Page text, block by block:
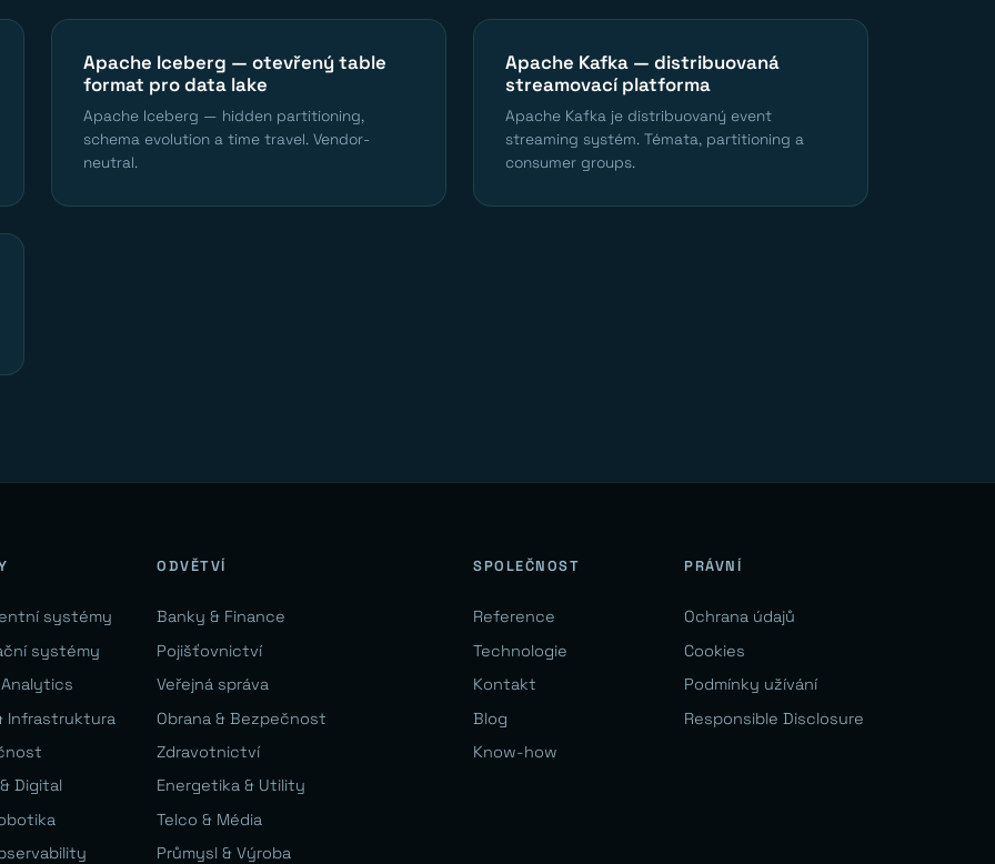
Apache Iceberg — otevřený table
format pro data lake
Apache Iceberg — hidden partitioning,
schema evolution a time travel. Vendor-
neutral.
Apache Kafka — distribuovaná
streamovací platforma
Apache Kafka je distribuovaný event
streaming systém. Témata, partitioning a
consumer groups.
systémy
systémy
Infrastruktura
Digital
ODVĚTVÍ
Banky & Finance
Pojišťovnictví
Veřejná správa
Obrana & Bezpečnost
Zdravotnictví
Energetika & Utility
Telco & Média
Průmysl & Výroba
SPOLEČNOST
Reference
Technologie
Kontakt
Blog
Know-how
PRÁVNÍ
Ochrana údajů
Cookies
Podmínky užívání
Responsible Disclosure